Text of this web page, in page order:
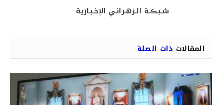
شـبـڪـة الـزهـرانـي الإخـبـاريـة
المقالات ذات الصلة